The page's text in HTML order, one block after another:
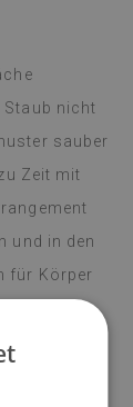
Staub nicht
sauber
Zeit mit
und in den
für Körper
für eine
Blickfang!